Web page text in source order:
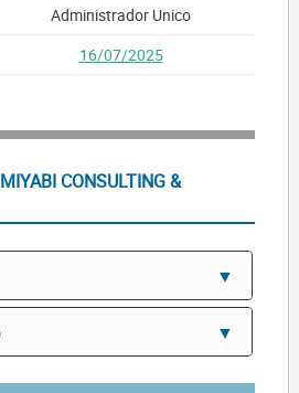
Administrador Unico
16/07/2025
CONSULTING &